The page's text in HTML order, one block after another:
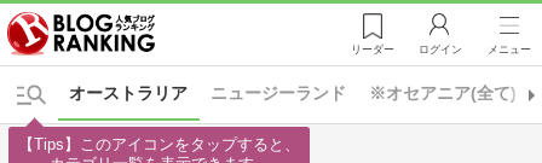
リーダー ログイン メニュー
※オセアニア(全て)
オーストラリア ニュージーランド
【Tips】このアイコンをタップすると、